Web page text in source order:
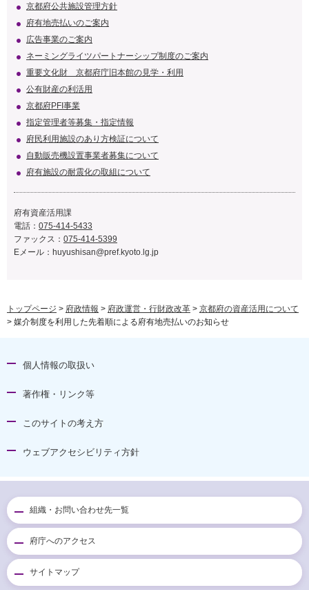
京都府公共施設管理方針
府有地売払いのご案内
広告事業のご案内
ネーミングライツパートナーシップ制度のご案内
重要文化財 京都府庁旧本館の見学・利用
公有財産の利活用
京都府PFI事業
指定管理者等募集・指定情報
府民利用施設のあり方検証について
自動販売機設置事業者募集について
府有施設の耐震化の取組について
府有資産活用課
電話： 075-414-5433
ファックス： 075-414-5399
Eメール： huyushisan@pref.kyoto.lg.jp
トップページ > 府政情報 > 府政運営・行財政改革 > 京都府の資産活用について
> 媒介制度を利用した先着順による府有地売払いのお知らせ
個人情報の取扱い
著作権・リンク等
このサイトの考え方
ウェブアクセシビリティ方針
組織・お問い合わせ先一覧
府庁へのアクセス
サイトマップ